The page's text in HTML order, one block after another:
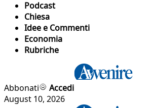
Podcast
Chiesa
Idee e Commenti
Economia
Rubriche
Abbonati
Accedi
August 10, 2026